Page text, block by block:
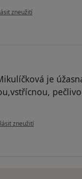
názoru uživatele B.H.
zneužití
je
názoru uživatele Pacient
zneužití